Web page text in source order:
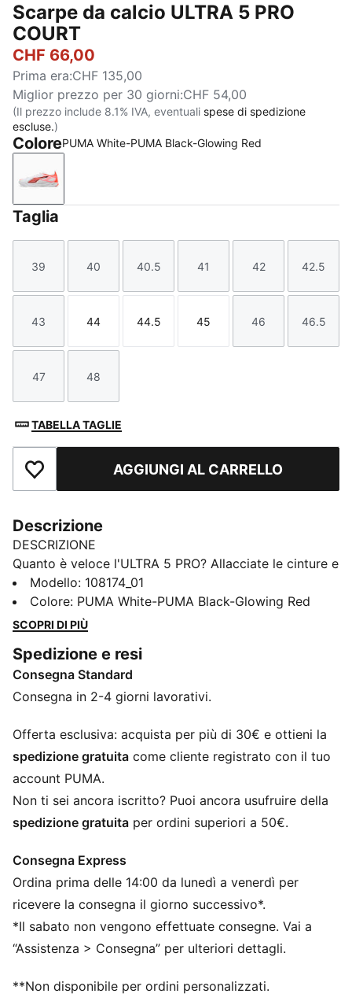
Scarpe da calcio ULTRA 5 PRO
COURT
CHF 66,00
Prima era:CHF 135,00
Miglior prezzo per 30 giorni:CHF 54,00
(Il prezzo include 8.1% IVA, eventuali spese di spedizione
escluse.)
ColorePUMA White-PUMA Black-Glowing Red
PUMA White-PUMA Black-Glowing Red
Taglia
Taglia
39
Taglia
40
Taglia
40.5
Taglia
41
Taglia
42
Taglia
42.5
Taglia
43
Taglia
44
Taglia
44.5
Taglia
45
Taglia
46
Taglia
46.5
Taglia
47
Taglia
48
TABELLA TAGLIE
Aggiungi ai PreferitiAGGIUNGI AL CARRELLO
Descrizione
DESCRIZIONE
Quanto è veloce l'ULTRA 5 PRO? Allacciate le cinture e
scatenate la vostra velocità con le ultime scarpe da
calcio indoor di PUMA. Tomaia in mesh leggero,
struttura di supporto PWRTAPE e pelle GripControl
gomma a basso profilo e l'intersuola ProFoam LITE vi
rendono agili e inarrestabili.
CARATTERISTICHE + VANTAGGI
GripControl Pro: rivestimento in tessuto ultrasottile
studiato per migliorare il controllo della palla a
prescindere dalle condizioni del campo
Suola in gomma antitraccia a basso profilo e
intersuola ProFoam LITE per il gioco al chiuso
comfort
Il telaio di supporto PWRTAPE stabilizza il piede per i
rapidi cambi di direzione
Calzata da regolare a stretta
Pelle GripControl Pro per una padronanza decisiva del
Modello: 108174_01
Colore: PUMA White-PUMA Black-Glowing Red
SCOPRI DI PIÙ
Spedizione e resi
Consegna Standard
Consegna in 2-4 giorni lavorativi.
Offerta esclusiva: acquista per più di 30€ e ottieni la
spedizione gratuita come cliente registrato con il tuo
account PUMA.
Non ti sei ancora iscritto? Puoi ancora usufruire della
spedizione gratuita per ordini superiori a 50€.
Consegna Express
Ordina prima delle 14:00 da lunedì a venerdì per
ricevere la consegna il giorno successivo*.
*Il sabato non vengono effettuate consegne. Vai a
“Assistenza > Consegna” per ulteriori dettagli.
**Non disponibile per ordini personalizzati.